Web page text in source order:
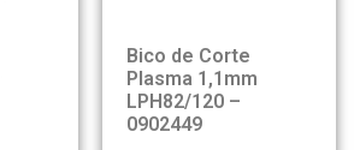
Bico de Corte
Plasma 1,1mm
LPH82/120 –
0902449